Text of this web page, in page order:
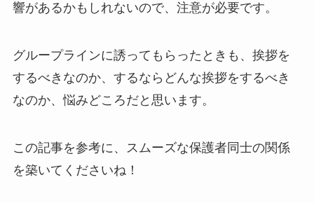
響があるかもしれないので、注意が必要です。
グループラインに誘ってもらったときも、挨拶を
するべきなのか、するならどんな挨拶をするべき
なのか、悩みどころだと思います。
この記事を参考に、スムーズな保護者同士の関係
を築いてくださいね！